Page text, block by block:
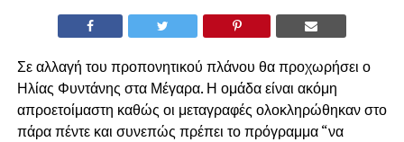
Σε αλλαγή του προπονητικού πλάνου θα προχωρήσει ο
Ηλίας Φυντάνης στα Μέγαρα. Η ομάδα είναι ακόμη
απροετοίμαστη καθώς οι μεταγραφές ολοκληρώθηκαν στο
πάρα πέντε και συνεπώς πρέπει το πρόγραμμα “να